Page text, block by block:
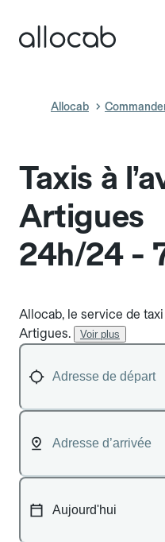
Allocab
Taxis à
Artigues
24h/24 -
Allocab, le service de
Artigues.
Voir plus